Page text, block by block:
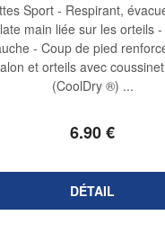
6.90€
Sport - Respirant,
main liée sur les orteils
- Coup de pied
et orteils avec
(CoolDry ®) ...